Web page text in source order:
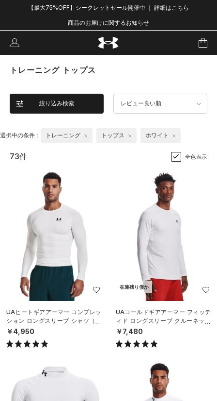
【最大75%OFF】シークレットセール開催中 ｜ 詳細はこちら
商品のお届けに関するお知らせ
トレーニング トップス
絞り込み検索 レビュー良い順
選択中の条件： トレーニング トップス ホワイト
73件 全色表示
UAヒートギアアーマー コンプレッ
ション ロングスリーブ シャツ（ト
レーニング/MEN）
￥4,950
在庫残り僅か
UAコールドギアアーマー フィッテ
ィド ロングスリーブ クルーネック
シャツ（トレーニング/MEN）
￥7,480